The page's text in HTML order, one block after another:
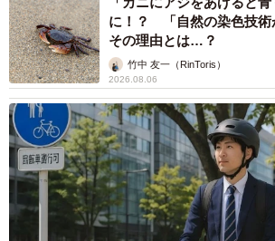
に！？ 「自然の染色技
その理由とは…？
竹中 友一（RinToris）
2026.08.06